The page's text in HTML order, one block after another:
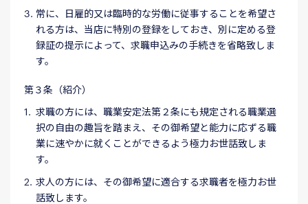
常に、日雇的又は臨時的な労働に従事することを希望さ
れる方は、当店に特別の登録をしておき、別に定める登
録証の提示によって、求職申込みの手続きを省略致しま
す。
第３条（紹介）
求職の方には、職業安定法第２条にも規定される職業選
択の自由の趣旨を踏まえ、その御希望と能力に応ずる職
業に速やかに就くことができるよう極力お世話致しま
す。
求人の方には、その御希望に適合する求職者を極力お世
話致します。